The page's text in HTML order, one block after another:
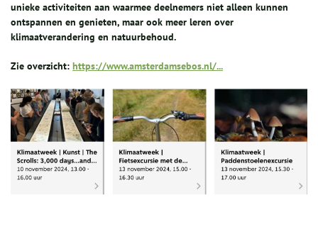
unieke activiteiten aan waarmee deelnemers niet alleen kunnen
ontspannen en genieten, maar ook meer leren over
klimaatverandering en natuurbehoud.
Zie overzicht: https://www.amsterdamsebos.nl/...